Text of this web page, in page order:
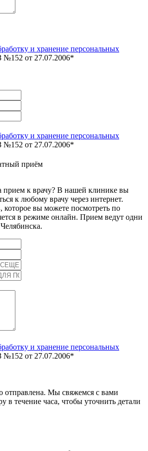
и хранение персональных
№152 от 27.07.2006*
и хранение персональных
№152 от 27.07.2006*
приём
прием к врачу? В нашей клинике вы
к любому врачу через интернет.
которое вы можете посмотреть по
в режиме онлайн. Прием ведут одни
и хранение персональных
№152 от 27.07.2006*
отправлена. Мы свяжемся с вами
в течение часа, чтобы уточнить детали